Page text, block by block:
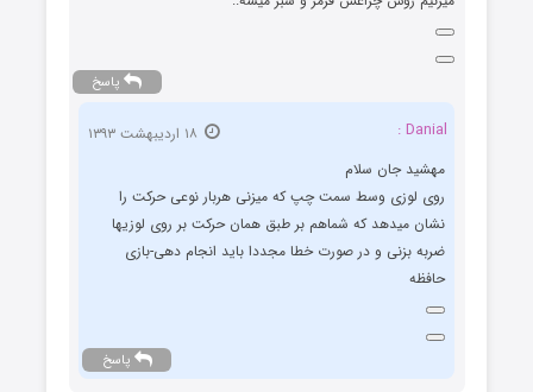
پاسخ
Danial :
مهشید جان سلام
روی لوزی وسط سمت چپ که میزنی هربار نوعی حرکت را
نشان میدهد که شماهم بر طبق همان حرکت بر روی لوزیها
ضربه بزنی و در صورت خطا مجددا باید انجام دهی-بازی
حافظه
پاسخ